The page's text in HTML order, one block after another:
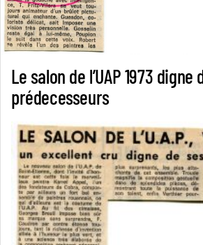
Le salon de l’UAP 1973 digne
prédecesseurs